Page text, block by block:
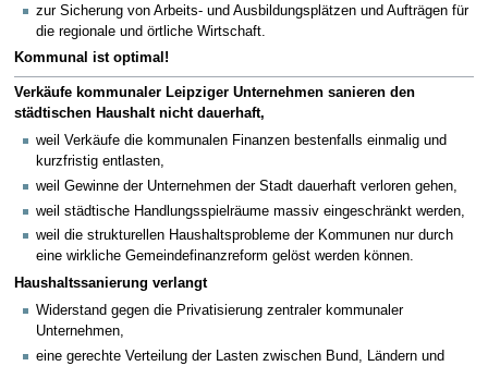
zur Sicherung von Arbeits- und Ausbildungsplätzen und Aufträgen für
die regionale und örtliche Wirtschaft.
Kommunal ist optimal!
Verkäufe kommunaler Leipziger Unternehmen sanieren den
städtischen Haushalt nicht dauerhaft,
weil Verkäufe die kommunalen Finanzen bestenfalls einmalig und
kurzfristig entlasten,
weil Gewinne der Unternehmen der Stadt dauerhaft verloren gehen,
weil städtische Handlungsspielräume massiv eingeschränkt werden,
weil die strukturellen Haushaltsprobleme der Kommunen nur durch
eine wirkliche Gemeindefinanzreform gelöst werden können.
Haushaltssanierung verlangt
Widerstand gegen die Privatisierung zentraler kommunaler
Unternehmen,
eine gerechte Verteilung der Lasten zwischen Bund, Ländern und